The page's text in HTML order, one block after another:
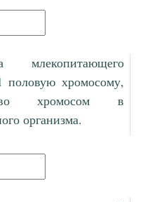
млекопитающего
половую хромосому,
хромосом в
организма.